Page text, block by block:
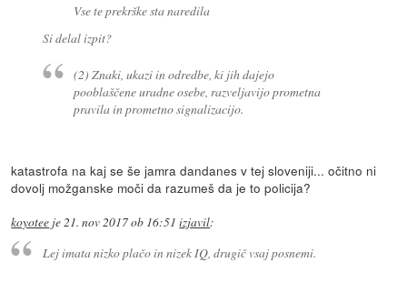
Vse te prekrške sta naredila
Si delal izpit?
(2) Znaki, ukazi in odredbe, ki jih dajejo
pooblaščene uradne osebe, razveljavijo prometna
pravila in prometno signalizacijo.
katastrofa na kaj se še jamra dandanes v tej sloveniji... očitno ni
dovolj možganske moči da razumeš da je to policija?
koyotee je21. nov 2017 ob 16:51 izjavil:
Lej imata nizko plačo in nizek IQ, drugič vsaj posnemi.